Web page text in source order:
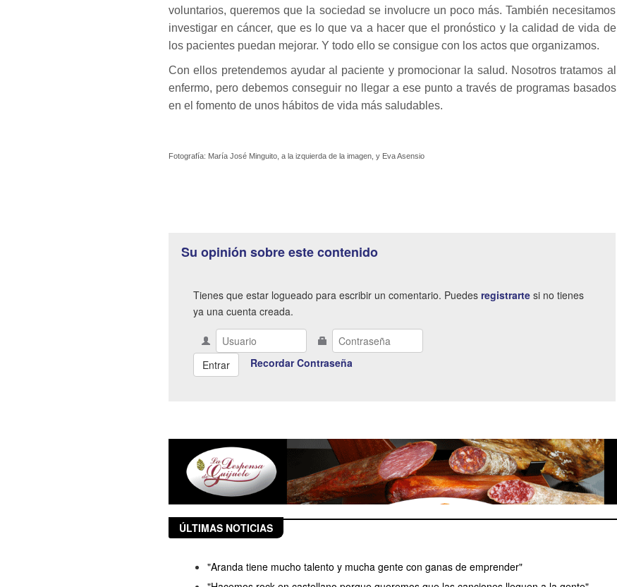
voluntarios, queremos que la sociedad se involucre un poco más. También necesitamos
investigar en cáncer, que es lo que va a hacer que el pronóstico y la calidad de vida de
los pacientes puedan mejorar. Y todo ello se consigue con los actos que organizamos.
Con ellos pretendemos ayudar al paciente y promocionar la salud. Nosotros tratamos al
enfermo, pero debemos conseguir no llegar a ese punto a través de programas basados
en el fomento de unos hábitos de vida más saludables.
Fotografía: María José Minguito, a la izquierda de la imagen, y Eva Asensio
Su opinión sobre este contenido
Tienes que estar logueado para escribir un comentario. Puedes registrarte si no tienes
ya una cuenta creada.
Recordar Contraseña
ÚLTIMAS NOTICIAS
"Aranda tiene mucho talento y mucha gente con ganas de emprender"